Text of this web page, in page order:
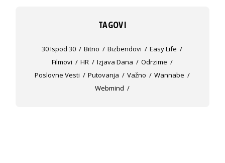
TAGOVI
30 Ispod 30 Bitno Bizbendovi
Easy Life
Filmovi
HR Izjava Dana
Odrzime
Poslovne Vesti
Putovanja Važno
Wannabe
Webmind